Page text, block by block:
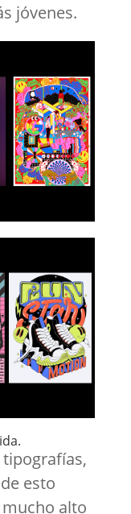
jóvenes.
esto
alto